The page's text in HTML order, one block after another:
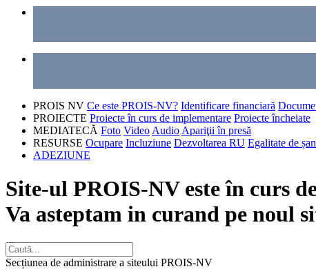
PROIS NV Ce este PROIS-NV? Identificare financiară
PROIECTE Proiecte în curs de implementare Proiecte încheiate
MEDIATECĂ Foto Video Audio Apariţii în presă
RESURSE Ocupare Incluziune Dezvoltarea RU Egalitate de
ADEZIUNE
Site-ul PROIS-NV este în curs
Va asteptam in curand pe noul
Secțiunea de administrare a siteului PROIS-NV